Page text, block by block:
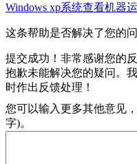
Windows xp系统查看机器
这条帮助是否解决了您的
提交成功！非常感谢您的
抱歉未能解决您的疑问。
时作出反馈处理！
您可以输入更多其他意见
字)。